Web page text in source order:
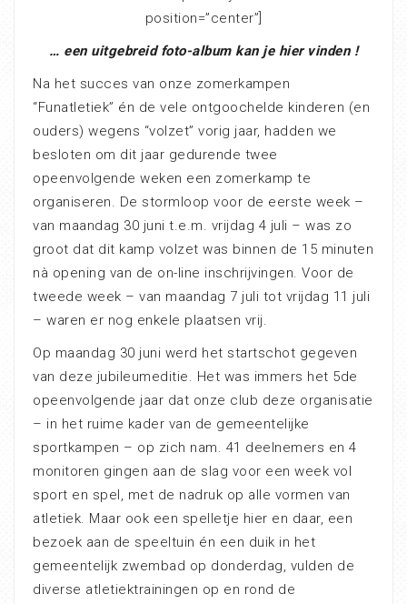
position=”center”]
… een uitgebreid foto-album kan je hier vinden !
Na het succes van onze zomerkampen
“Funatletiek” én de vele ontgoochelde kinderen (en
ouders) wegens “volzet” vorig jaar, hadden we
besloten om dit jaar gedurende twee
opeenvolgende weken een zomerkamp te
organiseren. De stormloop voor de eerste week –
van maandag 30 juni t.e.m. vrijdag 4 juli – was zo
groot dat dit kamp volzet was binnen de 15 minuten
nà opening van de on-line inschrijvingen. Voor de
tweede week – van maandag 7 juli tot vrijdag 11 juli
– waren er nog enkele plaatsen vrij.
Op maandag 30 juni werd het startschot gegeven
van deze jubileumeditie. Het was immers het 5de
opeenvolgende jaar dat onze club deze organisatie
– in het ruime kader van de gemeentelijke
sportkampen – op zich nam. 41 deelnemers en 4
monitoren gingen aan de slag voor een week vol
sport en spel, met de nadruk op alle vormen van
atletiek. Maar ook een spelletje hier en daar, een
bezoek aan de speeltuin én een duik in het
gemeentelijk zwembad op donderdag, vulden de
diverse atletiektrainingen op en rond de